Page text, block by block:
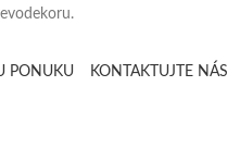
PONUKU KONTAKTUJTE NÁS